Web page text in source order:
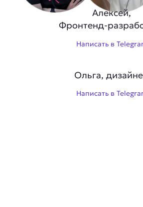
Алексей,
Фронтенд-
Написать в
Ольга,
Написать в